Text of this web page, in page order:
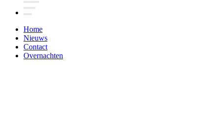
Home
Nieuws
Contact
Overnachten